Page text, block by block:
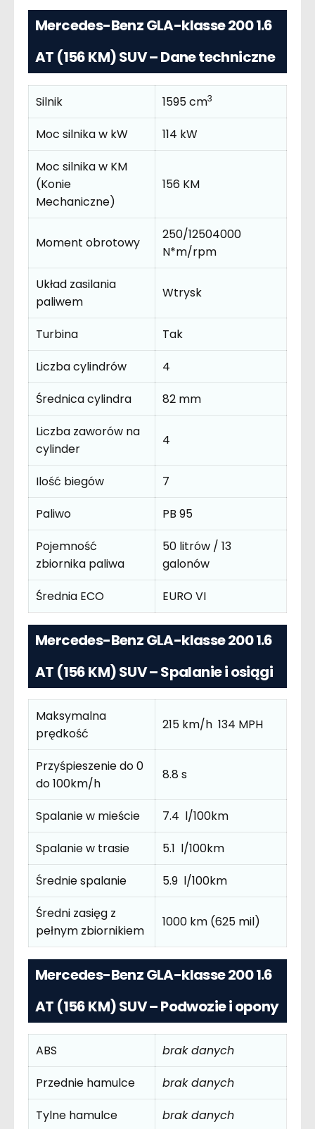
Mercedes-Benz GLA-klasse 200 1.6
AT (156 KM) SUV – Dane techniczne
Silnik 1595 cm3
Moc silnika w kW
114 kW
Moc silnika w KM
(Konie
Mechaniczne)
156 KM
Moment obrotowy
250/12504000
N*m/rpm
Układ zasilania
paliwem
Wtrysk
Turbina
Tak
Liczba cylindrów
4
Średnica cylindra
82 mm
Liczba zaworów na
cylinder
4
Ilość biegów
7
Paliwo
PB 95
Pojemność
zbiornika paliwa
50 litrów / 13
galonów
Średnia ECO
EURO VI
Mercedes-Benz GLA-klasse 200 1.6
AT (156 KM) SUV – Spalanie i osiągi
Maksymalna
prędkość
215 km/h 134 MPH
Przyśpieszenie do 0
do 100km/h
8.8 s
Spalanie w mieście
7.4 l/100km
Spalanie w trasie
5.1 l/100km
Średnie spalanie
5.9 l/100km
Średni zasięg z
pełnym zbiornikiem
1000 km (625 mil)
Mercedes-Benz GLA-klasse 200 1.6
AT (156 KM) SUV – Podwozie i opony
ABS
brak danych
Przednie hamulce
brak danych
Tylne hamulce
brak danych